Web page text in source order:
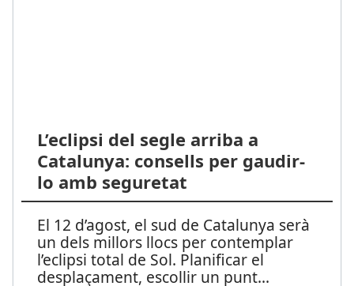
L’eclipsi del segle arriba a
Catalunya: consells per gaudir-
lo amb seguretat
El 12 d’agost, el sud de Catalunya serà
un dels millors llocs per contemplar
l’eclipsi total de Sol. Planificar el
desplaçament, escollir un punt...